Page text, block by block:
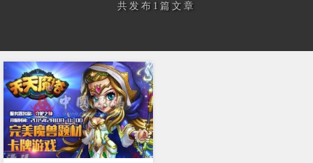
共发布1篇文章
正在为您加载新内容